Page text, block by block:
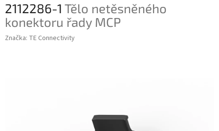
2112286-1 Tělo netěsněného
konektoru řady MCP
Značka: TE Connectivity